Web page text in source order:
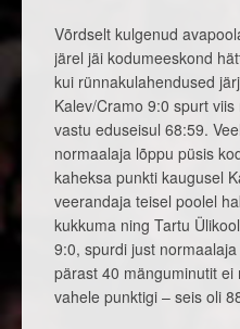
Võrdselt kulgenud
järel jäi kodumeeskond
kui rünnakulahendused
Kalev/Cramo 9:0 spurt
vastu eduseisul 68:59.
normaalaja lõppu püsis
kaheksa punkti kaugusel
veerandaja teisel poolel
kukkuma ning Tartu
9:0, spurdi just
pärast 40 mänguminutit
vahele punktigi – seis oli